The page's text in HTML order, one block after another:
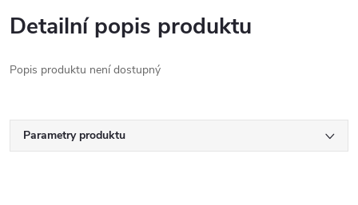
Detailní popis produktu
Popis produktu není dostupný
Parametry produktu